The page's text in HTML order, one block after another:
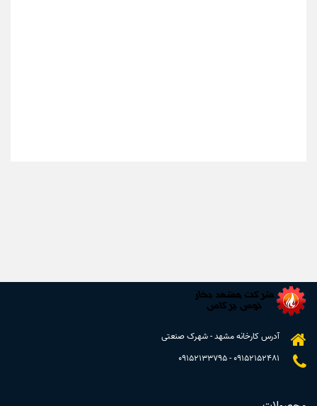
آدرس کارخانه مشهد - شهرک صنعتی
09152152481
-
09152133795